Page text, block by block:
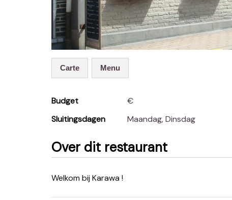
Carte Menu
Budget
€
Sluitingsdagen
Maandag, Dinsdag
Over dit restaurant
Welkom bij Karawa !